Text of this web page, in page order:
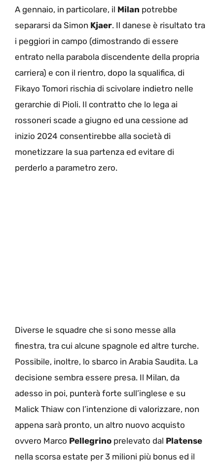
A gennaio, in particolare, il Milan potrebbe
separarsi da Simon Kjaer. Il danese è risultato tra
i peggiori in campo (dimostrando di essere
entrato nella parabola discendente della propria
carriera) e con il rientro, dopo la squalifica, di
Fikayo Tomori rischia di scivolare indietro nelle
gerarchie di Pioli. Il contratto che lo lega ai
rossoneri scade a giugno ed una cessione ad
inizio 2024 consentirebbe alla società di
monetizzare la sua partenza ed evitare di
perderlo a parametro zero.
Diverse le squadre che si sono messe alla
finestra, tra cui alcune spagnole ed altre turche.
Possibile, inoltre, lo sbarco in Arabia Saudita. La
decisione sembra essere presa. Il Milan, da
adesso in poi, punterà forte sull’inglese e su
Malick Thiaw con l’intenzione di valorizzare, non
appena sarà pronto, un altro nuovo acquisto
ovvero Marco Pellegrino prelevato dal Platense
nella scorsa estate per 3 milioni più bonus ed il